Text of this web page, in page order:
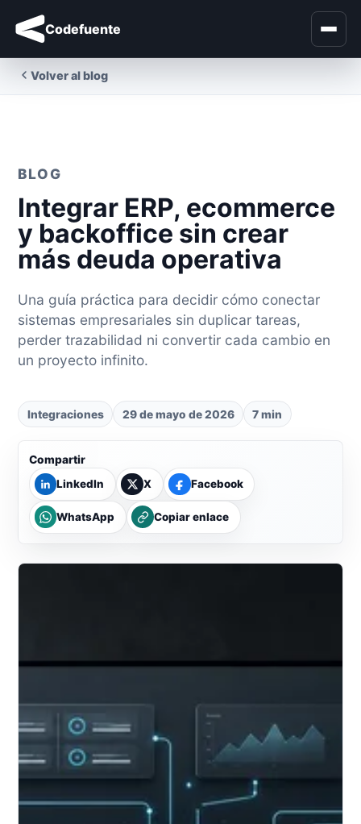
Codefuente
Volver al blog
BLOG
Integrar ERP, ecommerce
y backoffice sin crear
más deuda operativa
Una guía práctica para decidir cómo conectar
sistemas empresariales sin duplicar tareas,
perder trazabilidad ni convertir cada cambio en
un proyecto infinito.
Integraciones 29 de mayo de 2026 7 min
Compartir
LinkedIn
X Facebook
WhatsApp Copiar enlace